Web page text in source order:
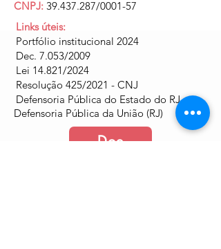
CNPJ: 39.437.287/0001-57
Links úteis:
Portfólio institucional 2024
Dec. 7.053/2009
Lei 14.821/2024
Resolução 425/2021 - CNJ
Defensoria Pública do Estado do RJ
Defensoria Pública da União (RJ)
Doe